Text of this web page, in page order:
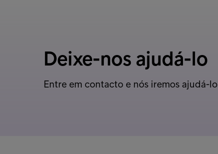
Deixe-nos ajudá-lo
Entre em contacto e nós iremos ajudá-lo